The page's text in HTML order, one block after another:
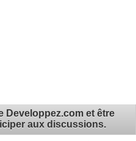
Developpez.com et être
aux discussions.